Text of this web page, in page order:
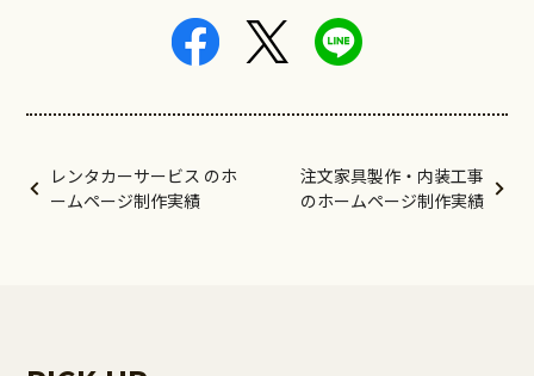
レンタカーサービス のホ
ームページ制作実績
注文家具製作・内装工事
のホームページ制作実績